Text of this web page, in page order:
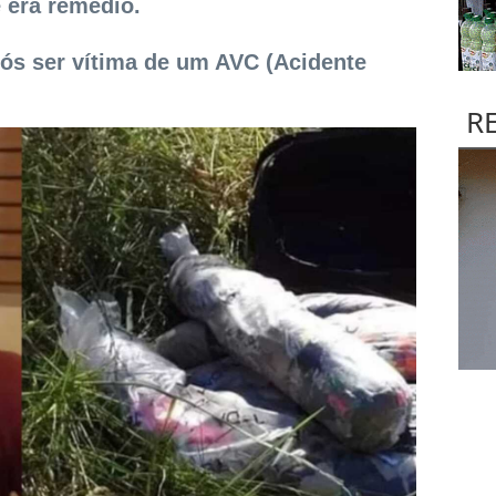
remédio.
ser vítima de um AVC (Acidente